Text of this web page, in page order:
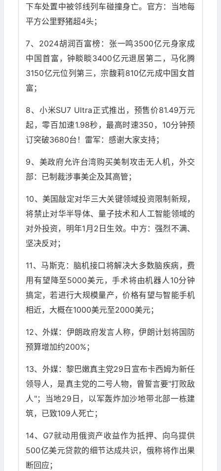
下车处置中被邻线列车碰撞身亡。官方：当地每
平方公里野猪超4头；
7、2024胡润百富榜：张一鸣3500亿元身家成
中国首富，钟睒睒3400亿元退居第二，马化腾
3150亿元位列第三，宗馥莉810亿元成中国女首
富；
8、小米SU7 Ultra正式推出，预售价81.49万元
起，零百加速1.98秒，最高时速350，10分钟预
订突破3680台！雷军：感谢大家支持；
9、美政府允许台湾购买美制攻击无人机，外交
部：已制裁涉事美企及其高管；
10、美国敲定对华三大关键领域投资限制新规，
将禁止对华半导体、量子技术和人工智能领域的
对外投资，明年1月2日生效。中方：强烈不满、
坚决反对；
11、马斯克：脑机接口将解决大多数脑疾病，费
用有望降至5000美元，手术将由机器人10分钟
搞定，若进行大规模量产，价格有望与智能手机
相近，大概在1000美元至2000美元；
12、外媒：伊朗政府发言人称，伊朗计划将国防
预算增加约200%；
13、外媒：黎巴嫩真主党29日宣布卡西姆为新任
领导人，是真主党的二号人物，曾誓言要"打败敌
人"；当地29日，以军轰炸加沙地带北部一栋建
筑，已致109人死亡；
14、G7就动用俄资产收益作为抵押、向乌提供
500亿美元贷款的细节达成共识，俄称将作出果
断回应；